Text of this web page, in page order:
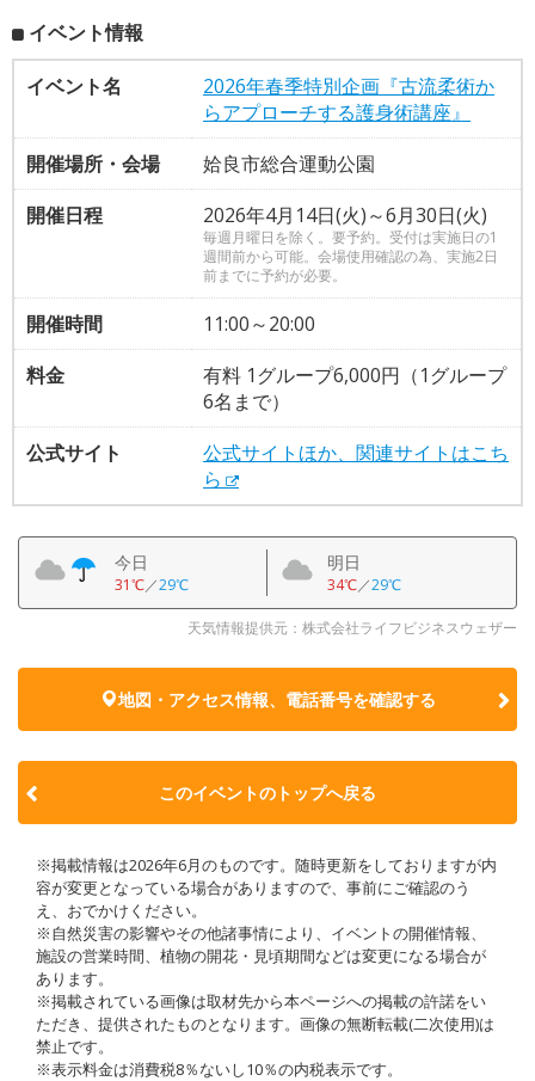
イベント情報
イベント名
2026年春季特別企画『古流柔術か
らアプローチする護身術講座』
開催場所・会場
姶良市総合運動公園
開催日程
2026年4月14日(火)～6月30日(火)
毎週月曜日を除く。要予約。受付は実施日の1
週間前から可能。会場使用確認の為、実施2日
前までに予約が必要。
開催時間
11:00～20:00
料金
有料 1グループ6,000円（1グループ
6名まで）
公式サイト
公式サイトほか、関連サイトはこち
ら
今日
31℃／29℃
明日
34℃／29℃
天気情報提供元：株式会社ライフビジネスウェザー
地図・アクセス情報、電話番号を確認する
このイベントのトップへ戻る
※掲載情報は2026年6月のものです。随時更新をしておりますが内
容が変更となっている場合がありますので、事前にご確認のう
え、おでかけください。
※自然災害の影響やその他諸事情により、イベントの開催情報、
施設の営業時間、植物の開花・見頃期間などは変更になる場合が
あります。
※掲載されている画像は取材先から本ページへの掲載の許諾をい
ただき、提供されたものとなります。画像の無断転載(二次使用)は
禁止です。
※表示料金は消費税8％ないし10％の内税表示です。